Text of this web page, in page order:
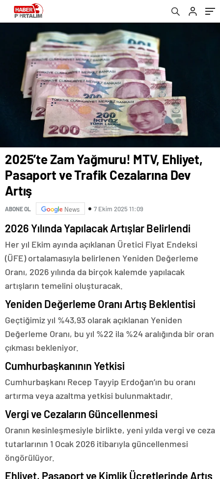
2025’te Zam Yağmuru! MTV, Ehliyet,
Pasaport ve Trafik Cezalarına Dev
Artış
ABONE OL News 7 Ekim 2025 11:09
2026 Yılında Yapılacak Artışlar Belirlendi
Her yıl Ekim ayında açıklanan Üretici Fiyat Endeksi
(ÜFE) ortalamasıyla belirlenen Yeniden Değerleme
Oranı, 2026 yılında da birçok kalemde yapılacak
artışların temelini oluşturacak.
Yeniden Değerleme Oranı Artış Beklentisi
Geçtiğimiz yıl %43,93 olarak açıklanan Yeniden
Değerleme Oranı, bu yıl %22 ila %24 aralığında bir oran
çıkması bekleniyor.
Cumhurbaşkanının Yetkisi
Cumhurbaşkanı Recep Tayyip Erdoğan’ın bu oranı
artırma veya azaltma yetkisi bulunmaktadır.
Vergi ve Cezaların Güncellenmesi
Oranın kesinleşmesiyle birlikte, yeni yılda vergi ve ceza
tutarlarının 1 Ocak 2026 itibarıyla güncellenmesi
öngörülüyor.
Ehliyet, Pasaport ve Kimlik Ücretlerinde Artış